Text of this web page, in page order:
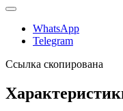
WhatsApp
Telegram
Ссылка скопирована